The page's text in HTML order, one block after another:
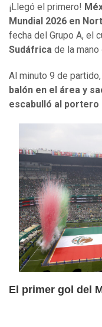
¡Llegó el primero!
Mundial 2026 en
fecha del Grupo A, el
Sudáfrica de la mano
Al minuto 9 de
balón en el área y
escabulló al portero
El primer gol del